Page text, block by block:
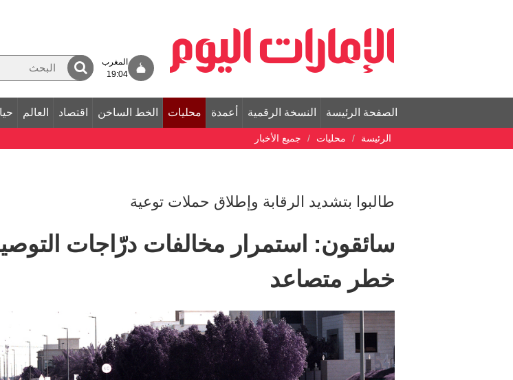
المغرب
19:04
الصفحة الرئيسة النسخة الرقمية أعمدة محليات الخط الساخن اقتصاد العالم
الرئيسة محليات جميع الأخبار
طالبوا بتشديد الرقابة وإطلاق حملات توعية
سائقون: استمرار مخالفات درّاجات
خطر متصاعد